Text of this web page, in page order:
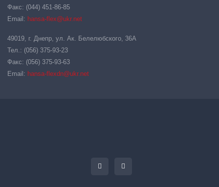
Факс: (044) 451-86-85
Email: hansa-flex@ukr.net
49019, г. Днепр, ул. Ак. Белелюбского, 36А
Тел.: (056) 375-93-23
Факс: (056) 375-93-63
Email: hansa-flexdn@ukr.net